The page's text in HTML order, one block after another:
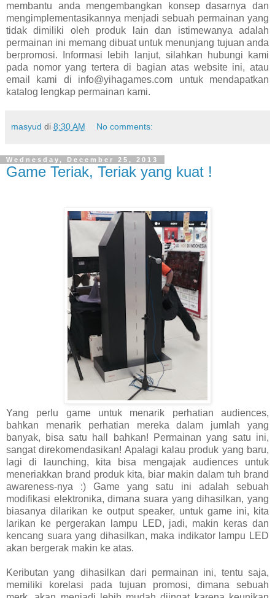
membantu anda mengembangkan konsep dasarnya dan
mengimplementasikannya menjadi sebuah permainan yang
tidak dimiliki oleh produk lain dan istimewanya adalah
permainan ini memang dibuat untuk menunjang tujuan anda
berpromosi. Informasi lebih lanjut, silahkan hubungi kami
pada nomor yang tertera di bagian atas website ini, atau
email kami di info@yihagames.com untuk mendapatkan
katalog lengkap permainan kami.
masyud di 8:30 AM No comments:
Wednesday, December 25, 2013
Game Teriak, Teriak yang kuat !
Yang perlu game untuk menarik perhatian audiences,
bahkan menarik perhatian mereka dalam jumlah yang
banyak, bisa satu hall bahkan! Permainan yang satu ini,
sangat direkomendasikan! Apalagi kalau produk yang baru,
lagi di launching, kita bisa mengajak audiences untuk
meneriakkan brand produk kita, biar makin dalam tuh brand
awareness-nya :) Game yang satu ini adalah sebuah
modifikasi elektronika, dimana suara yang dihasilkan, yang
biasanya dilarikan ke output speaker, untuk game ini, kita
larikan ke pergerakan lampu LED, jadi, makin keras dan
kencang suara yang dihasilkan, maka indikator lampu LED
akan bergerak makin ke atas.
Keributan yang dihasilkan dari permainan ini, tentu saja,
memiliki korelasi pada tujuan promosi, dimana sebuah